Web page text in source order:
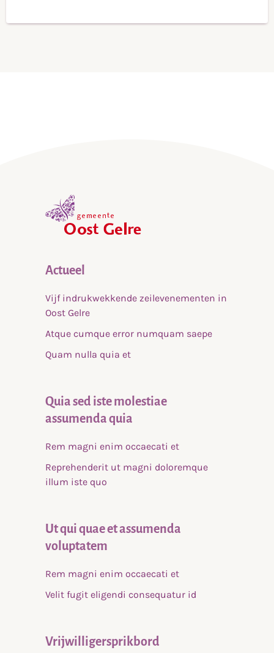
48
Actueel
Vijf indrukwekkende zeilevenementen in
Oost Gelre
Atque cumque error numquam saepe
Quam nulla quia et
Quia sed iste molestiae
assumenda quia
Rem magni enim occaecati et
Reprehenderit ut magni doloremque
illum iste quo
Ut qui quae et assumenda
voluptatem
Rem magni enim occaecati et
Velit fugit eligendi consequatur id
Vrijwilligersprikbord